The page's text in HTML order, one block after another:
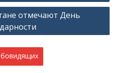
отмечают День